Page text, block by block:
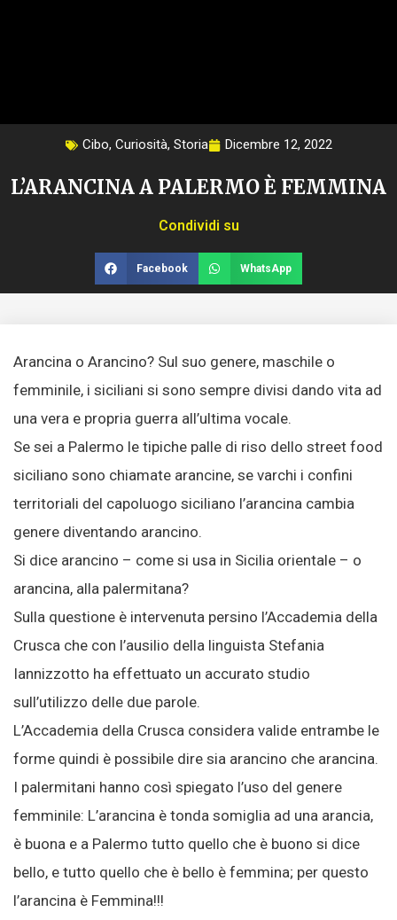
Cibo, Curiosità, Storia Dicembre 12, 2022
L’ARANCINA A PALERMO È FEMMINA
Condividi su
Facebook WhatsApp
Arancina o Arancino? Sul suo genere, maschile o
femminile, i siciliani si sono sempre divisi dando vita ad
una vera e propria guerra all’ultima vocale.
Se sei a Palermo le tipiche palle di riso dello street food
siciliano sono chiamate arancine, se varchi i confini
territoriali del capoluogo siciliano l’arancina cambia
genere diventando arancino.
Si dice arancino – come si usa in Sicilia orientale – o
arancina, alla palermitana?
Sulla questione è intervenuta persino l’Accademia della
Crusca che con l’ausilio della linguista Stefania
Iannizzotto ha effettuato un accurato studio
sull’utilizzo delle due parole.
L’Accademia della Crusca considera valide entrambe le
forme quindi è possibile dire sia arancino che arancina.
I palermitani hanno così spiegato l’uso del genere
femminile: L’arancina è tonda somiglia ad una arancia,
è buona e a Palermo tutto quello che è buono si dice
bello, e tutto quello che è bello è femmina; per questo
l’arancina è Femmina!!!